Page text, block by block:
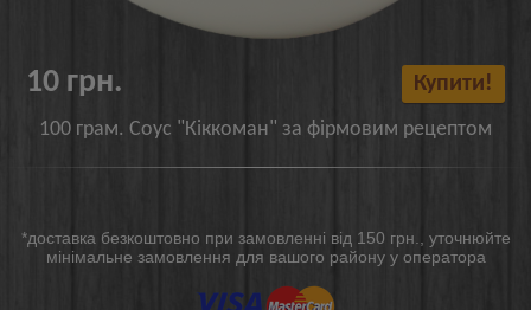
10 грн. Купити!
100 грам. Соус "Кіккоман" за фірмовим рецептом
*доставка безкоштовно при замовленні від 150 грн., уточнюйте
мінімальне замовлення для вашого району у оператора